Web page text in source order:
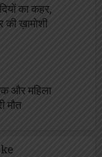
का कहर,
की ख़ामोशी
और महिला
मौत